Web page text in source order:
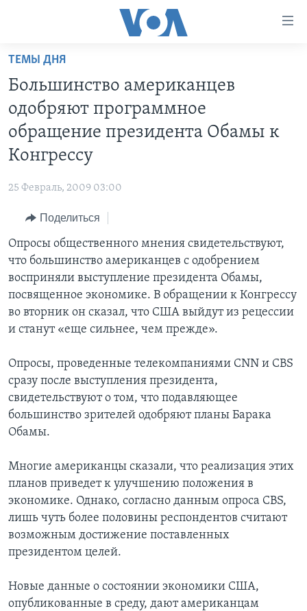
Перейти
основной
контент
Перейти
основной
Перейти
поиск
ПРОГРАММЫ
АМЕРИКА
ПОЧЕМУ ЭТО ВАЖНО?
ДИСКУССИЯ VOA
ДЕТАЛИ
НЬЮ-ЙОРК NEW YORK
АМЕРИКА. БОЛЬШОЕ ПУТЕШЕСТВИЕ
ПРОЕКТЫ
А КАК В АМЕРИКЕ?
АРТЕФАКТЫ
АМЕРИКАНСКИЕ ГОРОДКИ
ЭКСПЕРТИЗА
ФАКТЫ ПРОТИВ ФЕЙКОВ
ЗА СВОБОДУ ПРЕССЫ
УЧИМ АНГЛИЙСКИЙ
ПОДПИСКА НА НОВОСТИ
Learning English
СОЦИАЛЬНЫЕ СЕТИ
Языки
ТЕМЫ ДНЯ
Большинство американцев
одобряют программное
обращение президента Обамы к
Конгрессу
25 Февраль, 2009 03:00
Поделиться
Опросы общественного мнения свидетельствуют,
что большинство американцев с одобрением
восприняли выступление президента Обамы,
посвященное экономике. В обращении к Конгрессу
во вторник он сказал, что США выйдут из рецессии
и станут «еще сильнее, чем прежде».
Опросы, проведенные телекомпаниями CNN и CBS
сразу после выступления президента,
свидетельствуют о том, что подавляющее
большинство зрителей одобряют планы Барака
Обамы.
Многие американцы сказали, что реализация этих
планов приведет к улучшению положения в
экономике. Однако, согласно данным опроса CBS,
лишь чуть более половины респондентов считают
возможным достижение поставленных
президентом целей.
Новые данные о состоянии экономики США,
опубликованные в среду, дают американцам